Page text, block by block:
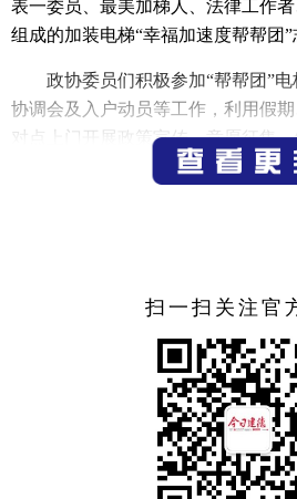
表一委员、最美加梯人、法律工作
组成的加装电梯“幸福加速度帮帮团”
政协委员们积极参加“帮帮团”
协调会及入户动员等工作，利用假
对点上门开展政策宣传、意愿征集、
服务工作，以点带面扩大加装电梯
扫一扫关注官